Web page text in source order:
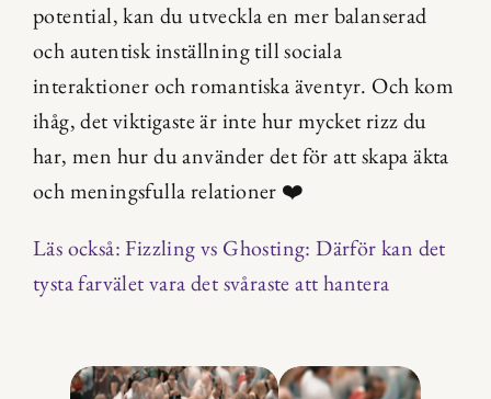
potential, kan du utveckla en mer balanserad
och autentisk inställning till sociala
interaktioner och romantiska äventyr. Och kom
ihåg, det viktigaste är inte hur mycket rizz du
har, men hur du använder det för att skapa äkta
och meningsfulla relationer ❤️
Läs också: Fizzling vs Ghosting: Därför kan det
tysta farvälet vara det svåraste att hantera